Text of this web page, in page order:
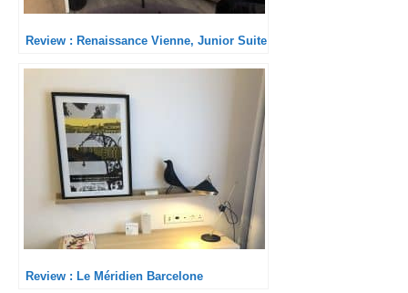
Review : Renaissance Vienne, Junior Suite
Review : Le Méridien Barcelone